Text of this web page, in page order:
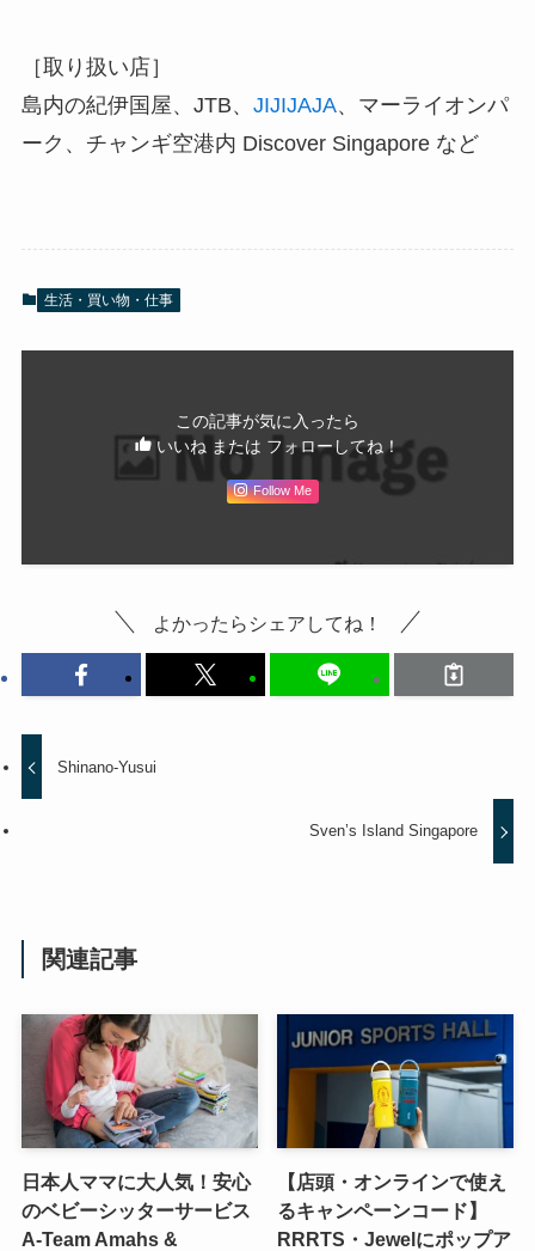
［取り扱い店］
島内の紀伊国屋、JTB、 JIJIJAJA、マーライオンパ
ーク、チャンギ空港内 Discover Singapore など
生活・買い物・仕事
この記事が気に入ったら
いいね または フォローしてね！
Follow Me
よかったらシェアしてね！
Shinano-Yusui
Sven’s Island Singapore
関連記事
日本人ママに大人気！安心
のベビーシッターサービス
A-Team Amahs &
【店頭・オンラインで使え
るキャンペーンコード】
RRRTS・Jewelにポップア